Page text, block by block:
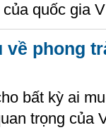
quốc gia
về phong
bất kỳ ai
trọng của